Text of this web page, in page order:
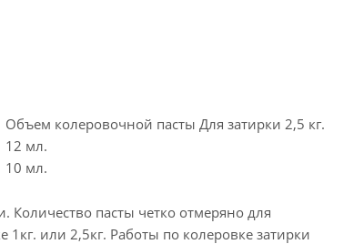
Объем колеровочной пасты Для затирки 2,5 кг.
12 мл.
10 мл.
пасты четко отмеряно для
или 2,5кг. Работы по колеровке затирки